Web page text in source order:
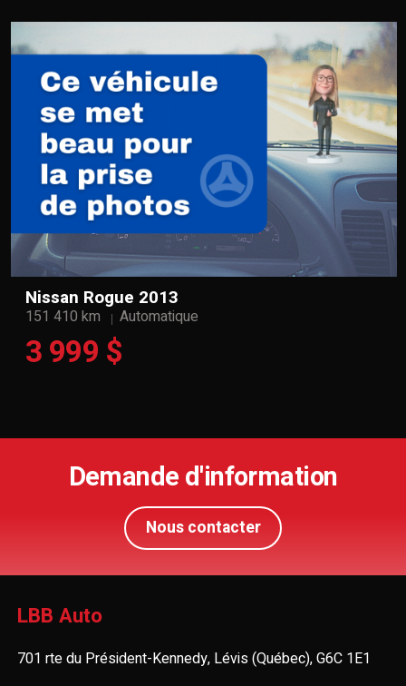
Nissan Rogue 2013
151 410 km Automatique
3 999 $
Demande d'information
Nous contacter
LBB Auto
701 rte du Président-Kennedy, Lévis (Québec), G6C 1E1